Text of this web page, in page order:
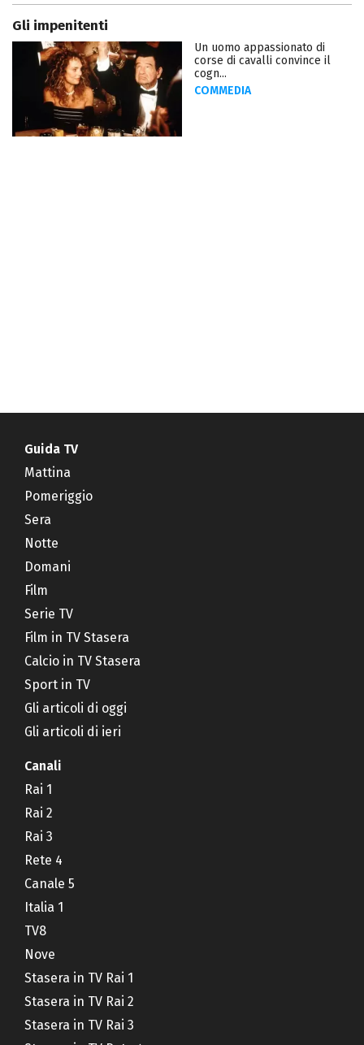
Gli impenitenti
Un uomo appassionato di
corse di cavalli convince il
cogn...
COMMEDIA
Guida TV
Mattina
Pomeriggio
Sera
Notte
Domani
Film
Serie TV
Film in TV Stasera
Calcio in TV Stasera
Sport in TV
Gli articoli di oggi
Gli articoli di ieri
Canali
Rai 1
Rai 2
Rai 3
Rete 4
Canale 5
Italia 1
TV8
Nove
Stasera in TV Rai 1
Stasera in TV Rai 2
Stasera in TV Rai 3